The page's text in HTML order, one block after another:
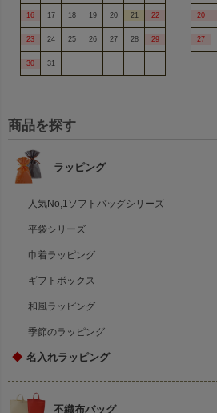
16 17 18 19 20 21 22
23 24 25 26 27 28 29
30 31
20
27
商品を探す
ラッピング
人気No,1ソフトバッグシリーズ
平袋シリーズ
巾着ラッピング
ギフトボックス
和風ラッピング
季節のラッピング
◆ 名入れラッピング
不織布バッグ